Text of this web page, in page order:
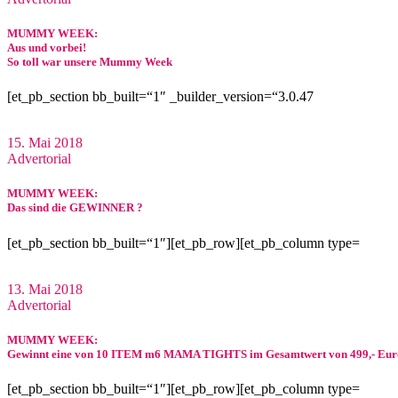
MUMMY WEEK:
Aus und vorbei!
So toll war unsere Mummy Week
[et_pb_section bb_built=“1″ _builder_version=“3.0.47
15. Mai 2018
Advertorial
MUMMY WEEK:
Das sind die GEWINNER ?
[et_pb_section bb_built=“1″][et_pb_row][et_pb_column type=
13. Mai 2018
Advertorial
MUMMY WEEK:
Gewinnt eine von 10 ITEM m6 MAMA TIGHTS im Gesamtwert von 499,-
[et_pb_section bb_built=“1″][et_pb_row][et_pb_column type=